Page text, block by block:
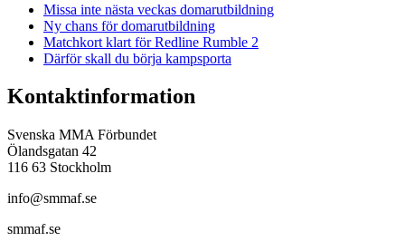
Missa inte nästa veckas domarutbildning
Ny chans för domarutbildning
Matchkort klart för Redline Rumble 2
Därför skall du börja kampsporta
Kontaktinformation
Svenska MMA Förbundet
Ölandsgatan 42
116 63 Stockholm
info@smmaf.se
smmaf.se